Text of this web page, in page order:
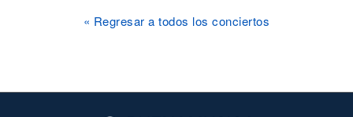
« Regresar a todos los conciertos